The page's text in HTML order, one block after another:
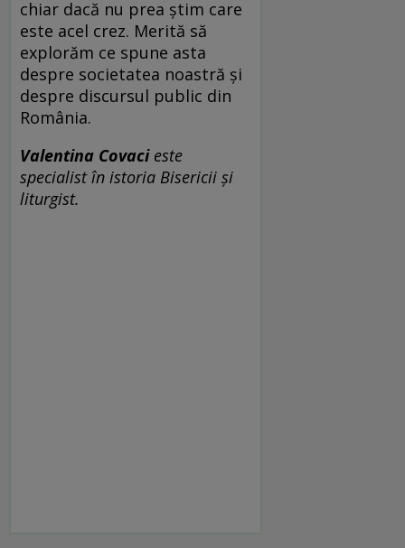
chiar dacă nu prea știm care
este acel crez. Merită să
explorăm ce spune asta
despre societatea noastră și
despre discursul public din
România.
Valentina Covacieste
specialist în istoria Bisericii și
liturgist.